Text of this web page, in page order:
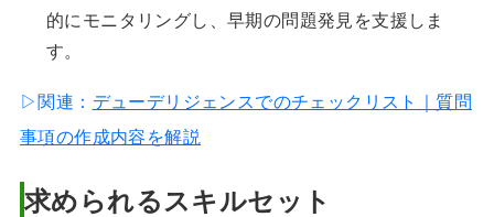
的にモニタリングし、早期の問題発見を支援しま
す。
▷関連： デューデリジェンスでのチェックリスト｜質問
事項の作成内容を解説
求められるスキルセット